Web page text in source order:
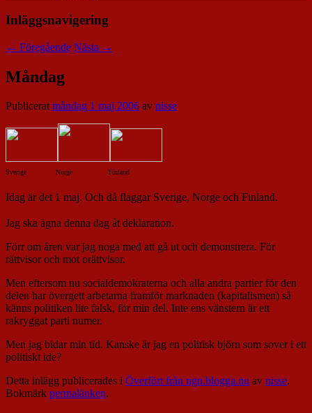
Inläggsnavigering
← Föregående Nästa →
Måndag
Publiceratmåndag 1 maj 2006 av nisse
Sverige Norge Finland
Idag är det 1 maj. Och då flaggar Sverige, Norge och Finland.
Jag ska ägna denna dag åt deklaration.
Förr om åren var jag noga med att gå ut och demonstrera. För
rättvisor och mot orättvisor.
Men eftersom nu socialdemokraterna och alla andra partier för den
delen har övergett arbetarna framför marknaden (kapitalismen) så
känns politiken lite falsk, för min del. Inte ens vänstern är ett
rakryggat parti numer.
Men jag bidar min tid. Kanske är jag en politisk björn som sover i ett
politiskt ide?
Detta inlägg publicerades i Överfört från ngn.blogga.nu av nisse.
Bokmärk permalänken.